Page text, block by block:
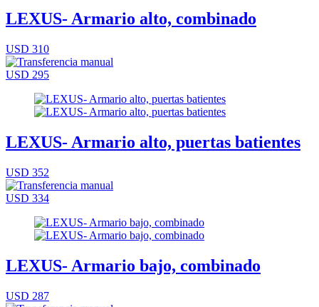
LEXUS- Armario alto, combinado
USD 310
USD 295
LEXUS- Armario alto, puertas batientes
USD 352
USD 334
LEXUS- Armario bajo, combinado
USD 287